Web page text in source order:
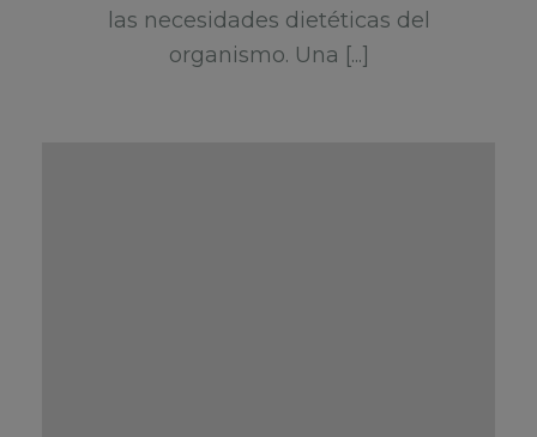
las necesidades dietéticas del
organismo. Una [...]